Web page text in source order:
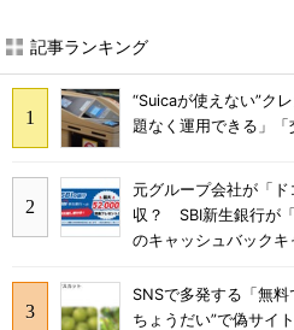
記事ランキング
“Suicaが使えない”ク
題なく運用できる」「
元グループ会社が「
収？ SBI新生銀行が
のキャッシュバック
SNSで多発する「無
ちょうだい”で偽サイ